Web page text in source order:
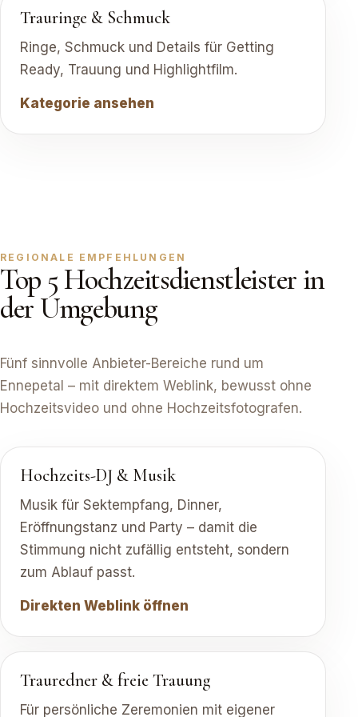
Trauringe & Schmuck
Ringe, Schmuck und Details für Getting
Ready, Trauung und Highlightfilm.
Kategorie ansehen
REGIONALE EMPFEHLUNGEN
Top 5 Hochzeitsdienstleister in
der Umgebung
Fünf sinnvolle Anbieter-Bereiche rund um
Ennepetal – mit direktem Weblink, bewusst ohne
Hochzeitsvideo und ohne Hochzeitsfotografen.
Hochzeits-DJ & Musik
Musik für Sektempfang, Dinner,
Eröffnungstanz und Party – damit die
Stimmung nicht zufällig entsteht, sondern
zum Ablauf passt.
Direkten Weblink öffnen
Trauredner & freie Trauung
Für persönliche Zeremonien mit eigener